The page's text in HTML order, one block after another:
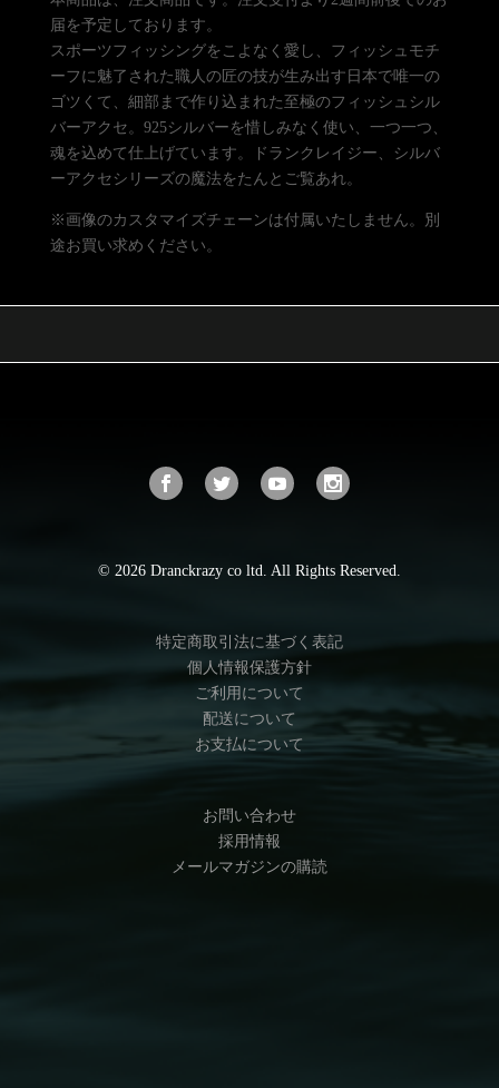
届を予定しております。
スポーツフィッシングをこよなく愛し、フィッシュモチ
ーフに魅了された職人の匠の技が生み出す日本で唯一の
ゴツくて、細部まで作り込まれた至極のフィッシュシル
バーアクセ。925シルバーを惜しみなく使い、一つ一つ、
魂を込めて仕上げています。ドランクレイジー、シルバ
ーアクセシリーズの魔法をたんとご覧あれ。
※画像のカスタマイズチェーンは付属いたしません。別
途お買い求めください。
© 2026 Dranckrazy co ltd. All Rights Reserved.
特定商取引法に基づく表記
個人情報保護方針
ご利用について
配送について
お支払について
お問い合わせ
採用情報
メールマガジンの購読